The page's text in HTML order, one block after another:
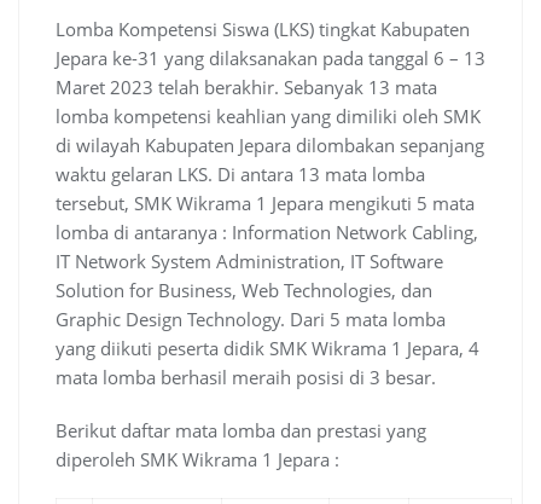
Lomba Kompetensi Siswa (LKS) tingkat Kabupaten
Jepara ke-31 yang dilaksanakan pada tanggal 6 – 13
Maret 2023 telah berakhir. Sebanyak 13 mata
lomba kompetensi keahlian yang dimiliki oleh SMK
di wilayah Kabupaten Jepara dilombakan sepanjang
waktu gelaran LKS. Di antara 13 mata lomba
tersebut, SMK Wikrama 1 Jepara mengikuti 5 mata
lomba di antaranya : Information Network Cabling,
IT Network System Administration, IT Software
Solution for Business, Web Technologies, dan
Graphic Design Technology. Dari 5 mata lomba
yang diikuti peserta didik SMK Wikrama 1 Jepara, 4
mata lomba berhasil meraih posisi di 3 besar.
Berikut daftar mata lomba dan prestasi yang
diperoleh SMK Wikrama 1 Jepara :